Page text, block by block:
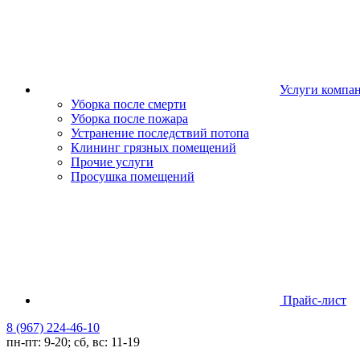
Услуги
Уборка после смерти
Уборка после пожара
Устранение последствий потопа
Клининг грязных помещений
Прочие услуги
Просушка помещений
Прайс-лист
8 (967) 224-46-10
пн-пт: 9-20; сб, вс: 11-19